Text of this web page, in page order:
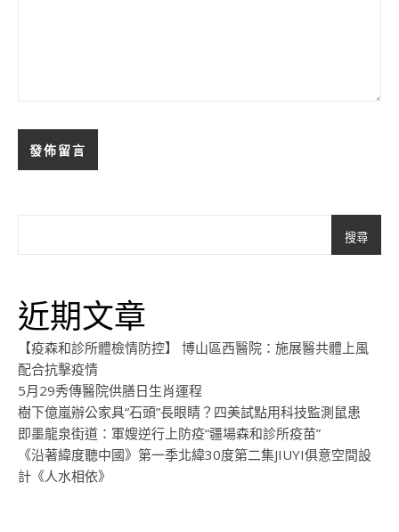
搜尋
近期文章
【疫森和診所體檢情防控】 博山區西醫院：施展醫共體上風
配合抗擊疫情
5月29秀傳醫院供膳日生肖運程
樹下億嵐辦公家具“石頭”長眼睛？四美試點用科技監測鼠患
即墨龍泉街道：軍嫂逆行上防疫“疆場森和診所疫苗”
《沿著緯度聽中國》第一季北緯30度第二集JIUYI俱意空間設
計《人水相依》